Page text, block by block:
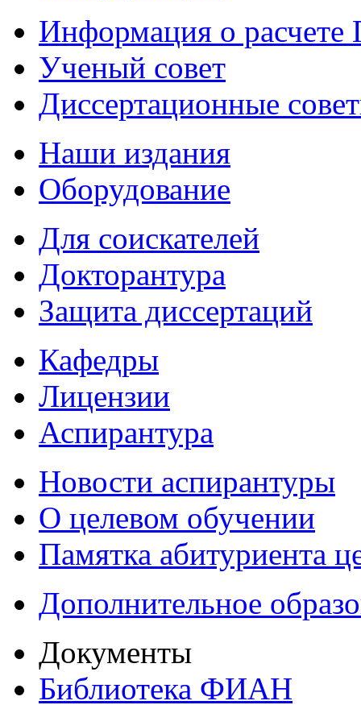
Информация о
Ученый совет
Диссертационные
Наши издания
Оборудование
Для соискателей
Докторантура
Защита диссертаций
Кафедры
Лицензии
Аспирантура
Новости аспирантуры
О целевом обучении
Памятка абитуриента
Дополнительное
Документы
Библиотека ФИАН